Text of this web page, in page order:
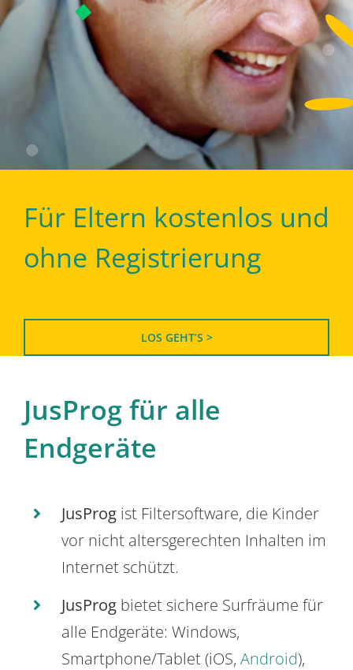
Für Eltern kostenlos und
ohne Registrierung
LOS GEHT’S >
JusProg für alle
Endgeräte
JusProg ist Filtersoftware, die Kinder
vor nicht altersgerechten Inhalten im
Internet schützt.
JusProg bietet sichere Surfräume für
alle Endgeräte: Windows,
Smartphone/Tablet (iOS, Android),